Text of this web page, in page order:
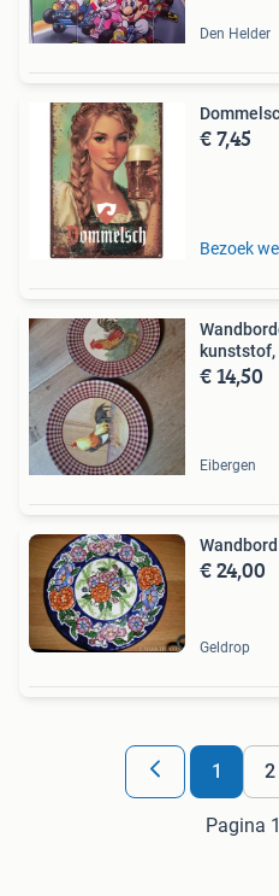
Den Helder
€ 7,45
Bezoek
kunststof,
€ 14,50
Eibergen
Wandbord
€ 24,00
Geldrop
1 2
Pagina